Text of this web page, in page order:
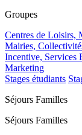
Groupes
Centres de Loisirs,
Mairies,
Incentive, Services
Marketing
Stages étudiants
Séjours Familles
Séjours Familles